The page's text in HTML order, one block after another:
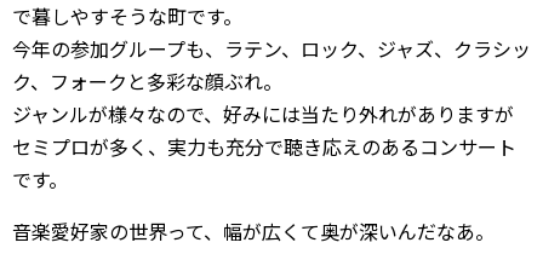
で暮しやすそうな町です。
今年の参加グループも、ラテン、ロック、ジャズ、クラシッ
ク、フォークと多彩な顔ぶれ。
ジャンルが様々なので、好みには当たり外れがありますが
セミプロが多く、実力も充分で聴き応えのあるコンサート
です。
音楽愛好家の世界って、幅が広くて奥が深いんだなあ。